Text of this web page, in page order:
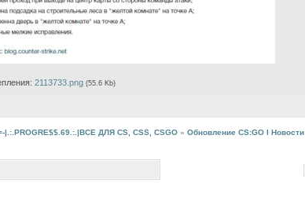
2113733.png (55.6 Kb)
|.:.PROGRE$$.69.:.|ВСЕ ДЛЯ CS, CSS, CSGO » Обновление CS:GO I Новости